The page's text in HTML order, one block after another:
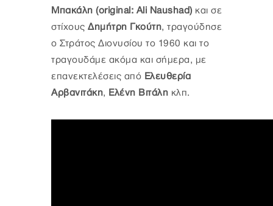
Μπακάλη (original: Ali Naushad)και σε
στίχους Δημήτρη Γκούτη, τραγούδησε
ο Στράτος Διονυσίου το 1960 και το
τραγουδάμε ακόμα και σήμερα, με
επανεκτελέσεις από Ελευθερία
Αρβανιτάκη, Ελένη Βιτάλη κλπ.